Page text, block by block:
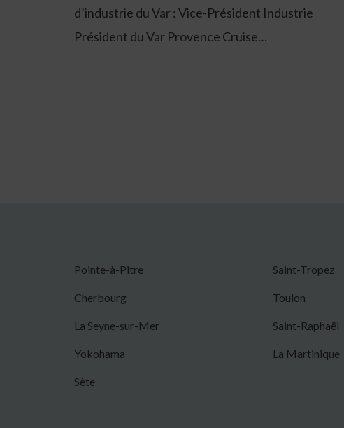
d’industrie du Var : Vice-Président Industrie
Président du Var Provence Cruise…
Pointe-à-Pitre Saint-Tropez
Cherbourg Toulon
La Seyne-sur-Mer Saint-Raphaël
Yokohama La Martinique
Sète